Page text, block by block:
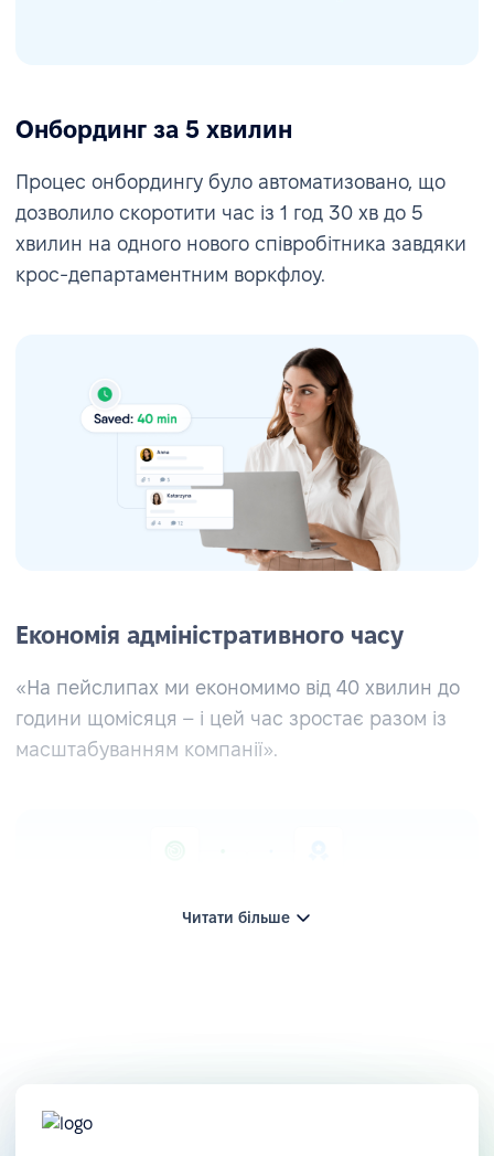
Онбординг за 5 хвилин
Процес онбордингу було автоматизовано, що
дозволило скоротити час із 1 год 30 хв до 5
хвилин на одного нового співробітника завдяки
крос-департаментним воркфлоу.
Економія адміністративного часу
«На пейслипах ми економимо від 40 хвилин до
години щомісяця – і цей час зростає разом із
масштабуванням компанії».
Централізовані процеси
Читати більше